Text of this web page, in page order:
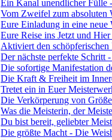
Ein Kanal unendlicher Fülle
Vom Zweifel zum absoluten
Eure Einladung in eine
Eure Reise ins Jetzt und
Aktiviert den schöpferischen
Der nächste perfekte Schritt
Die sofortige Manifestation
Die Kraft & Freiheit im
Tretet ein in Euer
Die Verkörperung von
Was die Meisterin, der
Du bist bereit, geliebter
Die größte Macht - Die